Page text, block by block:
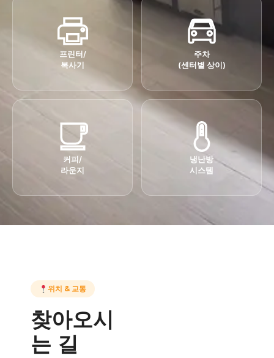
프린터/
복사기
주차
(센터별 상이)
커피/
라운지
냉난방
시스템
위치 & 교통
찾아오시
는 길